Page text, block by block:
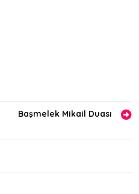
Başmelek Mikail Duası